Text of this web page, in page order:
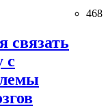
468
связать
с